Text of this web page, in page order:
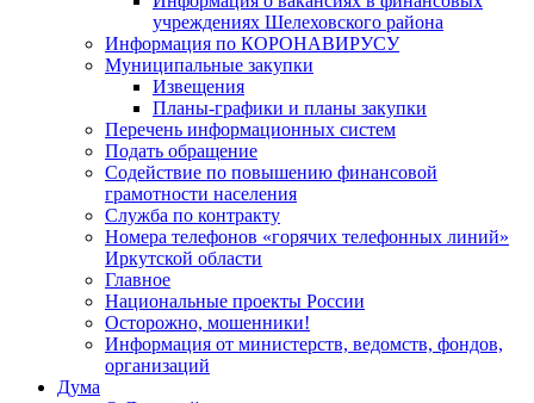
учреждениях Шелеховского района
Информация по КОРОНАВИРУСУ
Муниципальные закупки
Извещения
Планы-графики и планы закупки
Перечень информационных систем
Подать обращение
Содействие по повышению финансовой
грамотности населения
Служба по контракту
Номера телефонов «горячих телефонных линий»
Иркутской области
Главное
Национальные проекты России
Осторожно, мошенники!
Информация от министерств, ведомств, фондов,
организаций
Дума